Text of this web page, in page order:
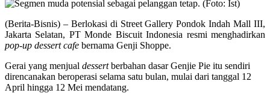
(Berita-Bisnis) – Berlokasi di Street Gallery Pondok Indah Mall III,
Jakarta Selatan, PT Monde Biscuit Indonesia resmi menghadirkan
pop-up dessert cafe bernama Genji Shoppe.
Gerai yang menjual dessertberbahan dasar Genjie Pie itu sendiri
direncanakan beroperasi selama satu bulan, mulai dari tanggal 12
April hingga 12 Mei mendatang.